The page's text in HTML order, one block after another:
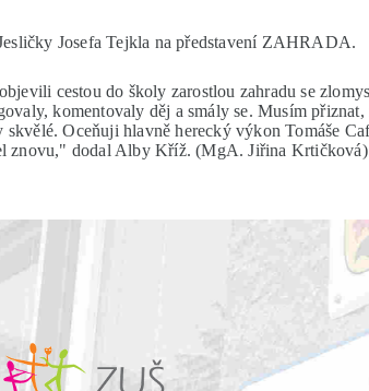
Josefa Tejkla na představení ZAHRADA.
cestou do školy zarostlou zahradu se
komentovaly děj a smály se. Musím
Oceňuji hlavně herecký výkon Tomáše
znovu," dodal Alby Kříž. (MgA. Jiřina Krtičková)